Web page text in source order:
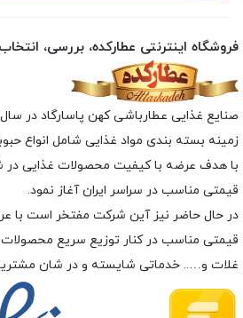
فروشگاه اینترنتی عطارکده، بررسی،
زمینه بسته بندی مواد غذایی شامل انواع
با هدف عرضه با کیفیت محصولات غذایی در
قیمتی مناسب در سراسر ایران آغاز نمود.
در حال حاضر نیز آین شرکت مفتخر است با
قیمتی مناسب در کنار توزیع سریع محصولات
غلات و….. خدماتی شایسته و در شان